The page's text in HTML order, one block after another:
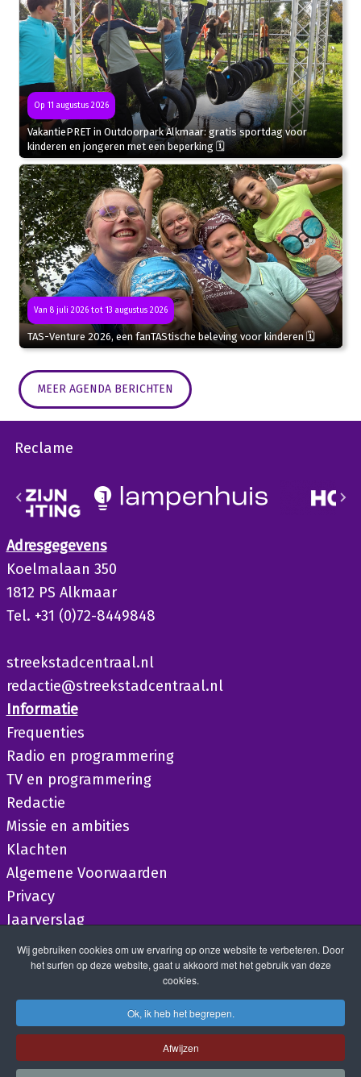
Op 11 augustus 2026
VakantiePRET in Outdoorpark Alkmaar: gratis sportdag voor
kinderen en jongeren met een beperking 🗓
Van 8 juli 2026 tot 13 augustus 2026
TAS-Venture 2026, een fanTAStische beleving voor kinderen 🗓
MEER AGENDA BERICHTEN
Reclame
Adresgegevens
Koelmalaan 350
1812 PS Alkmaar
Tel. +31 (0)72-8449848
streekstadcentraal.nl
redactie@streekstadcentraal.nl
Informatie
Frequenties
Radio en programmering
TV en programmering
Redactie
Missie en ambities
Klachten
Algemene Voorwaarden
Privacy
Jaarverslag
Wij gebruiken cookies om uw ervaring op onze website te verbeteren. Door
het surfen op deze website, gaat u akkoord met het gebruik van deze
cookies.
Ok, ik heb het begrepen.
Afwijzen